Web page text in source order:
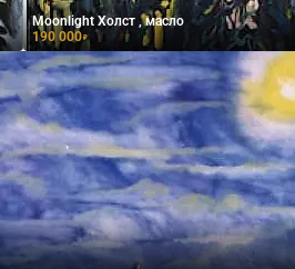
Moonlight Холст , масло
190 000₽